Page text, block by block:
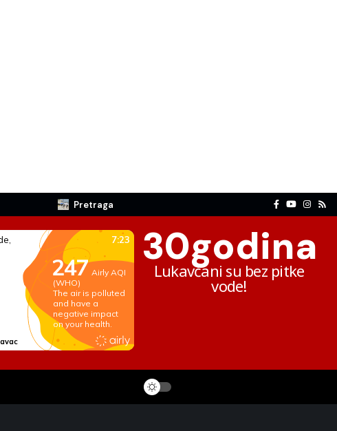
Pretraga
30godina
Lukavčani su bez pitke
vode!